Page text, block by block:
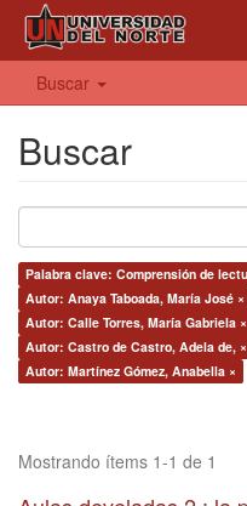
Buscar
Buscar
Palabra clave: Comprensión de
Autor: Anaya Taboada, María José ×
Autor: Calle Torres, María Gabriela ×
Autor: Castro de Castro, Adela de, ×
Autor: Martínez Gómez, Anabella ×
Mostrando ítems 1-1 de 1